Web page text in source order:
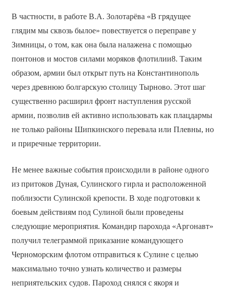
В частности, в работе В.А. Золотарёва «В грядущее
глядим мы сквозь былое» повествуется о переправе у
Зимницы, о том, как она была налажена с помощью
понтонов и мостов силами моряков флотилии8. Таким
образом, армии был открыт путь на Константинополь
через древнюю болгарскую столицу Тырново. Этот шаг
существенно расширил фронт наступления русской
армии, позволив ей активно использовать как плацдармы
не только районы Шипкинского перевала или Плевны, но
и приречные территории.
Не менее важные события происходили в районе одного
из притоков Дуная, Сулинского гирла и расположенной
поблизости Сулинской крепости. В ходе подготовки к
боевым действиям под Сулиной были проведены
следующие мероприятия. Командир парохода «Аргонавт»
получил телеграммой приказание командующего
Черноморским флотом отправиться к Сулине с целью
максимально точно узнать количество и размеры
неприятельских судов. Пароход снялся с якоря и